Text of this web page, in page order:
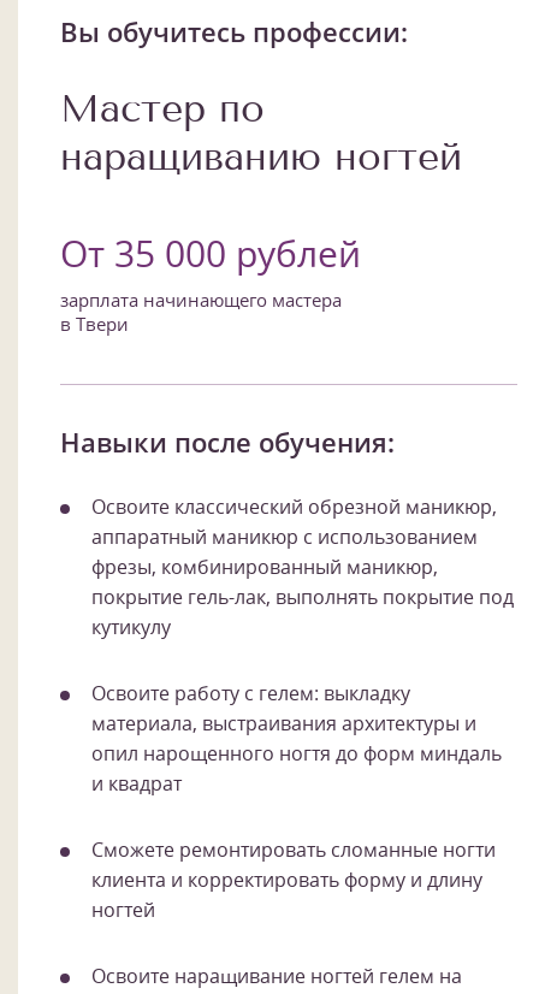
Вы обучитесь профессии:
Мастер по
наращиванию ногтей
От 35 000 рублей
зарплата начинающего мастера
в Твери
Навыки после обучения:
Освоите классический обрезной маникюр,
аппаратный маникюр с использованием
фрезы, комбинированный маникюр,
покрытие гель-лак, выполнять покрытие под
кутикулу
Освоите работу с гелем: выкладку
материала, выстраивания архитектуры и
опил нарощенного ногтя до форм миндаль
и квадрат
Сможете ремонтировать сломанные ногти
клиента и корректировать форму и длину
ногтей
Освоите наращивание ногтей гелем на